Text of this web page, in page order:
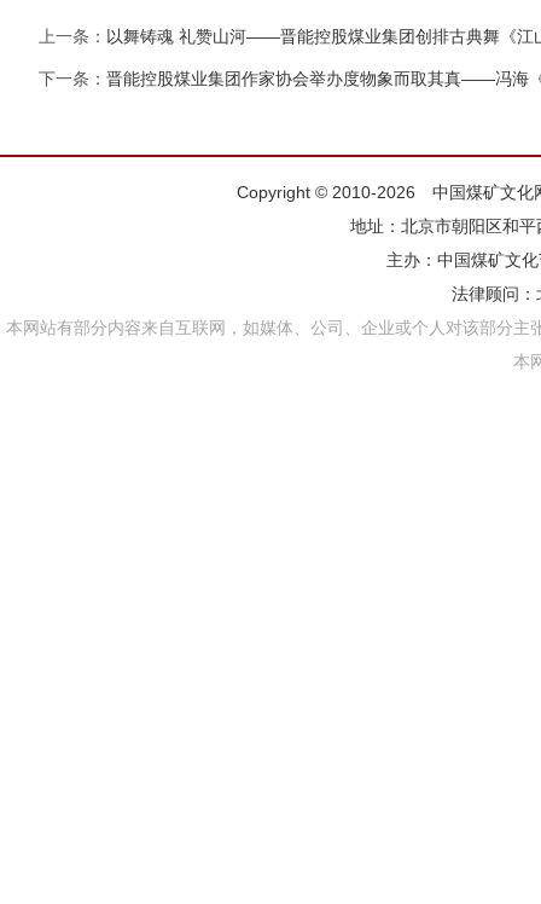
上一条： 以舞铸魂 礼赞山河——晋能控股煤业集团创排古典舞《江
下一条： 晋能控股煤业集团作家协会举办度物象而取其真——冯海
Copyright © 2010-2026 中国煤矿文
地址：北京市朝阳区和
主办： 中国煤矿文
法律顾问：
本网站有部分内容来自互联网，如媒体、公司、企业或个人对该部分
本